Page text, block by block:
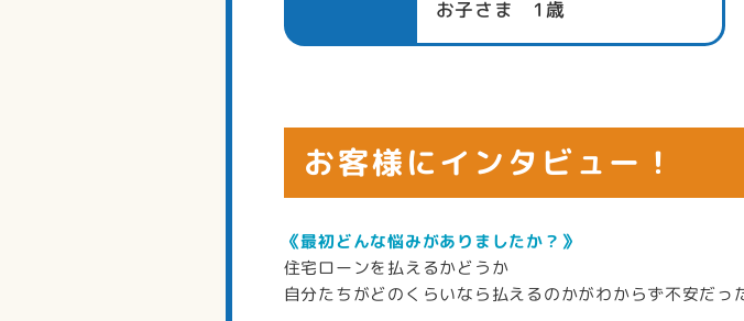
お子さま 1歳
お客様にインタビュー！
《最初どんな悩みがありましたか？》
住宅ローンを払えるかどうか
自分たちがどのくらいなら払えるのかがわからず不安だっ